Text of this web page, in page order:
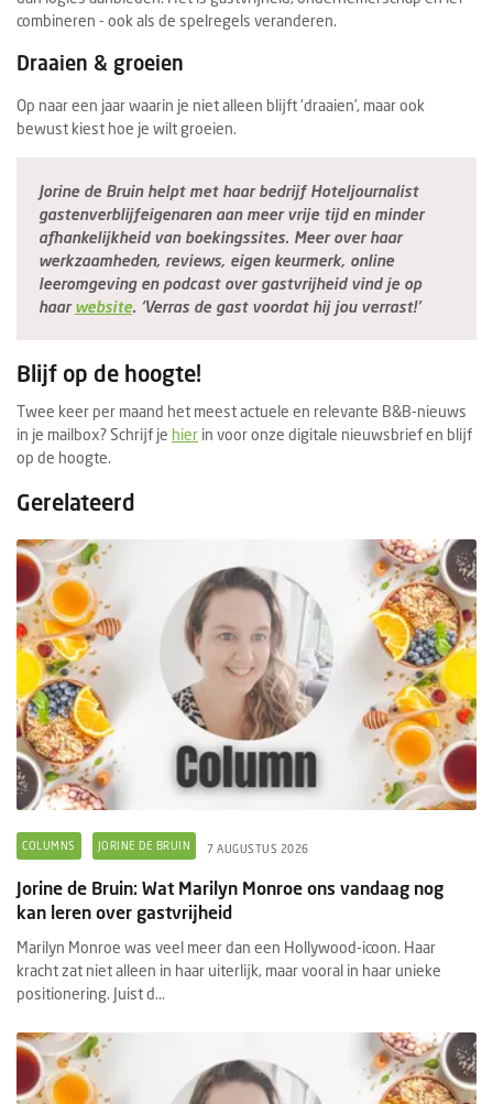
combineren - ook als de spelregels veranderen.
Draaien & groeien
Op naar een jaar waarin je niet alleen blijft ‘draaien’, maar ook
bewust kiest hoe je wilt groeien.
Jorine de Bruin helpt met haar bedrijf Hoteljournalist
gastenverblijfeigenaren aan meer vrije tijd en minder
afhankelijkheid van boekingssites. Meer over haar
werkzaamheden, reviews, eigen keurmerk, online
leeromgeving en podcast over gastvrijheid vind je op
haarwebsite. ‘Verras de gast voordat hij jou verrast!’
Blijf op de hoogte!
Twee keer per maand het meest actuele en relevante B&B-nieuws
in je mailbox? Schrijf je hier in voor onze digitale nieuwsbrief en blijf
op de hoogte.
Gerelateerd
COLUMNS JORINE DE BRUIN 7 AUGUSTUS 2026
Jorine de Bruin: Wat Marilyn Monroe ons vandaag nog
kan leren over gastvrijheid
Marilyn Monroe was veel meer dan een Hollywood-icoon. Haar
kracht zat niet alleen in haar uiterlijk, maar vooral in haar unieke
positionering. Juist d...